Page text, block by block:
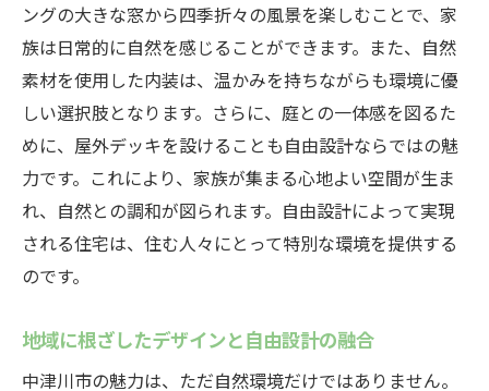
設計と性能を両立するための工夫
地域特性を活かした自由設計と高気密の融
合事例
自由設計と高気密住宅の未来の形
エネルギー効率を高める自由設計の高気密住宅
自由設計と高気密で実現する省エネ住宅
エネルギー効率を最大化するための設計手
ー
持続可能な社会を支えるエネルギー効率
ングの大きな窓から四季折々の風景を楽しむことで、家
族は日常的に自然を感じることができます。また、自然
素材を使用した内装は、温かみを持ちながらも環境に優
しい選択肢となります。さらに、庭との一体感を図るた
めに、屋外デッキを設けることも自由設計ならではの魅
力です。これにより、家族が集まる心地よい空間が生ま
れ、自然との調和が図られます。自由設計によって実現
される住宅は、住む人々にとって特別な環境を提供する
のです。
地域に根ざしたデザインと自由設計の融合
中津川市の魅力は、ただ自然環境だけではありません。